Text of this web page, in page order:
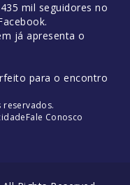
mil seguidores no
já apresenta o
para o encontro
reservados.
Fale Conosco